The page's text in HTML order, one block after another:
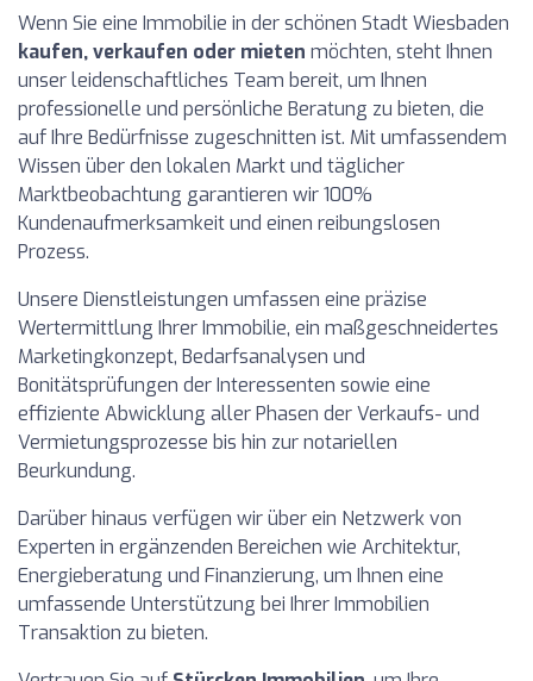
Wenn Sie eine Immobilie in der schönen Stadt Wiesbaden
kaufen, verkaufen oder mieten möchten, steht Ihnen
unser leidenschaftliches Team bereit, um Ihnen
professionelle und persönliche Beratung zu bieten, die
auf Ihre Bedürfnisse zugeschnitten ist. Mit umfassendem
Wissen über den lokalen Markt und täglicher
Marktbeobachtung garantieren wir 100%
Kundenaufmerksamkeit und einen reibungslosen
Prozess.
Unsere Dienstleistungen umfassen eine präzise
Wertermittlung Ihrer Immobilie, ein maßgeschneidertes
Marketingkonzept, Bedarfsanalysen und
Bonitätsprüfungen der Interessenten sowie eine
effiziente Abwicklung aller Phasen der Verkaufs- und
Vermietungsprozesse bis hin zur notariellen
Beurkundung.
Darüber hinaus verfügen wir über ein Netzwerk von
Experten in ergänzenden Bereichen wie Architektur,
Energieberatung und Finanzierung, um Ihnen eine
umfassende Unterstützung bei Ihrer Immobilien
Transaktion zu bieten.